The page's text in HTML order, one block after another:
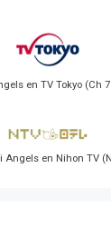
en TV Tokyo (Ch
Angels en Nihon TV